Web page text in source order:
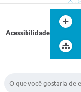
Acessibilidade